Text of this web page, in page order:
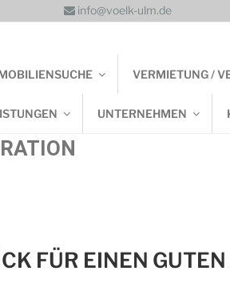
info@voelk-ulm.de
VERMIETUNG /
UNTERNEHMEN
FÜR EINEN